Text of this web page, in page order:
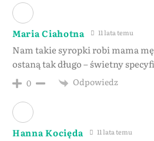
Maria Ciahotna 11 lata temu
Nam takie syropki robi mama
ostaną tak długo – świetny
0 Odpowiedz
Hanna Kocięda 11 lata temu